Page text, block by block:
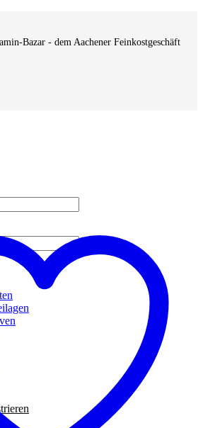
Bazar - dem Aachener Feinkostgeschäft